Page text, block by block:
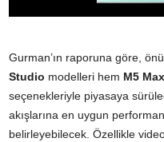
Gurman’ın raporuna göre,
Studio modelleri hem M5 Max
seçenekleriyle piyasaya
akışlarına en uygun
belirleyebilecek. Özellikle